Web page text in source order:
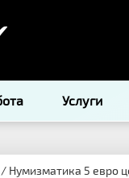
Услуги
/ Нумизматика 5 евро